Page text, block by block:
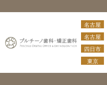
名古屋
名古屋
四日市
東京